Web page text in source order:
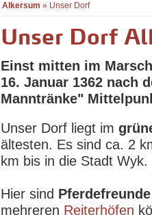
Alkersum » Unser Dorf
Unser Dorf
Einst mitten im
16. Januar 1362 nach
Manntränke"
Unser Dorf liegt im
ältesten. Es sind ca. 2
km bis in die Stadt Wyk.
Hier sind Pferdefreunde
mehreren Reiterhöfen